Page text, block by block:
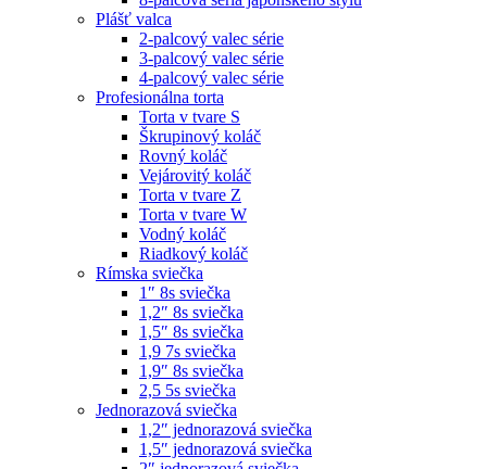
Plášť valca
2-palcový valec série
3-palcový valec série
4-palcový valec série
Profesionálna torta
Torta v tvare S
Škrupinový koláč
Rovný koláč
Vejárovitý koláč
Torta v tvare Z
Torta v tvare W
Vodný koláč
Riadkový koláč
Rímska sviečka
1″ 8s sviečka
1,2″ 8s sviečka
1,5″ 8s sviečka
1,9 7s sviečka
1,9″ 8s sviečka
2,5 5s sviečka
Jednorazová sviečka
1,2″ jednorazová sviečka
1,5″ jednorazová sviečka